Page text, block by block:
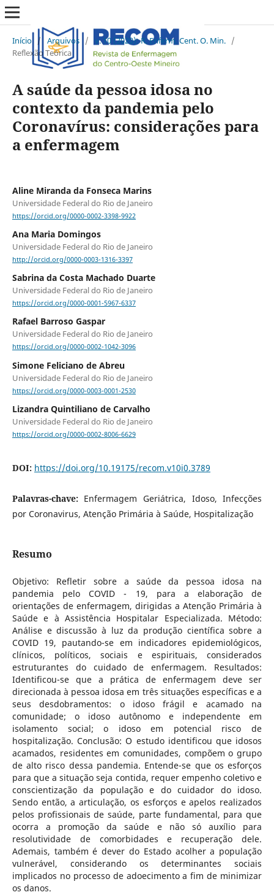
Início / Arquivos / v. 10 (2020): R. Enferm. Cent. O. Min. /
Reflexão Teórica
A saúde da pessoa idosa no
contexto da pandemia pelo
Coronavírus: considerações para
a enfermagem
Aline Miranda da Fonseca Marins
Universidade Federal do Rio de Janeiro
https://orcid.org/0000-0002-3398-9922
Ana Maria Domingos
Universidade Federal do Rio de Janeiro
http://orcid.org/0000-0003-1316-3397
Sabrina da Costa Machado Duarte
Universidade Federal do Rio de Janeiro
https://orcid.org/0000-0001-5967-6337
Rafael Barroso Gaspar
Universidade Federal do Rio de Janeiro
https://orcid.org/0000-0002-1042-3096
Simone Feliciano de Abreu
Universidade Federal do Rio de Janeiro
https://orcid.org/0000-0003-0001-2530
Lizandra Quintiliano de Carvalho
Universidade Federal do Rio de Janeiro
https://orcid.org/0000-0002-8006-6629
DOI: https://doi.org/10.19175/recom.v10i0.3789
Palavras-chave: Enfermagem Geriátrica, Idoso, Infecções
por Coronavirus, Atenção Primária à Saúde, Hospitalização
Resumo
Objetivo: Refletir sobre a saúde da pessoa idosa na
pandemia pelo COVID - 19, para a elaboração de
orientações de enfermagem, dirigidas a Atenção Primária à
Saúde e à Assistência Hospitalar Especializada. Método:
Análise e discussão à luz da produção científica sobre a
COVID 19, pautando-se em indicadores epidemiológicos,
clínicos, políticos, sociais e espirituais, considerados
estruturantes do cuidado de enfermagem. Resultados:
Identificou-se que a prática de enfermagem deve ser
direcionada à pessoa idosa em três situações específicas e a
seus desdobramentos: o idoso frágil e acamado na
comunidade; o idoso autônomo e independente em
isolamento social; o idoso em potencial risco de
hospitalização. Conclusão: O estudo identificou que idosos
acamados, residentes em comunidades, compõem o grupo
de alto risco dessa pandemia. Entende-se que os esforços
para que a situação seja contida, requer empenho coletivo e
conscientização da população e do cuidador do idoso.
Sendo então, a articulação, os esforços e apelos realizados
pelos profissionais de saúde, parte fundamental, para que
ocorra a promoção da saúde e não só auxílio para
resolutividade de comorbidades e recuperação dele.
Ademais, também é dever do Estado acolher a população
vulnerável, considerando os determinantes sociais
implicados no processo de adoecimento a fim de minimizar
os danos.